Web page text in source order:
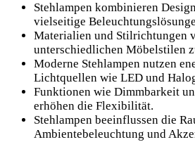
Stehlampen kombinieren
vielseitige
Materialien und Stilrichtungen
unterschiedlichen Möbelstilen
Moderne Stehlampen nutzen
Lichtquellen wie LED und
Funktionen wie Dimmbarkeit
erhöhen die Flexibilität.
Stehlampen beeinflussen die
Ambientebeleuchtung und